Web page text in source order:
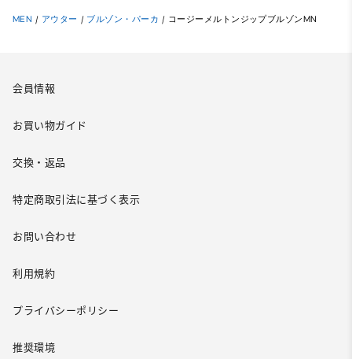
MEN / アウター / ブルゾン・パーカ / コージーメルトンジップブルゾンMN
会員情報
お買い物ガイド
交換・返品
特定商取引法に基づく表示
お問い合わせ
利用規約
プライバシーポリシー
推奨環境